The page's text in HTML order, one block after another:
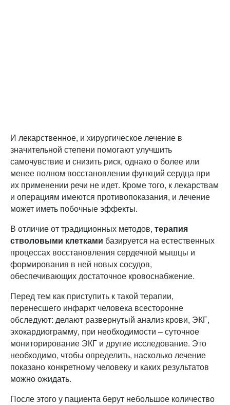
И лекарственное, и хирургическое лечение в
значительной степени помогают улучшить
самочувствие и снизить риск, однако о более или
менее полном восстановлении функций сердца при
их применении речи не идет. Кроме того, к лекарствам
и операциям имеются противопоказания, и лечение
может иметь побочные эффекты.
В отличие от традиционных методов, терапия
стволовыми клетками базируется на естественных
процессах восстановления сердечной мышцы и
формирования в ней новых сосудов,
обеспечивающих достаточное кровоснабжение.
Перед тем как приступить к такой терапии,
перенесшего инфаркт человека всесторонне
обследуют: делают развернутый анализ крови, ЭКГ,
эхокардиограмму, при необходимости – суточное
мониторирование ЭКГ и другие исследование. Это
необходимо, чтобы определить, насколько лечение
показано конкретному человеку и каких результатов
можно ожидать.
После этого у пациента берут небольшое количество